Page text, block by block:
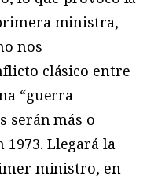
ministra,
nos
clásico entre
“guerra
serán más o
1973. Llegará la
ministro, en